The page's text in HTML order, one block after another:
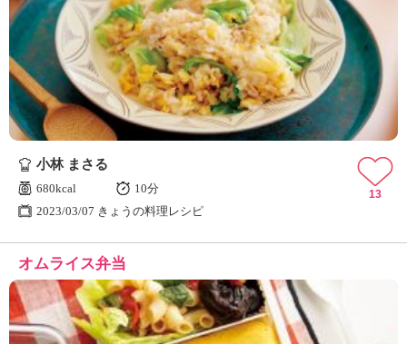
小林 まさる
680kcal
10分
2023/03/07 きょうの料理レシピ
13
オムライス弁当